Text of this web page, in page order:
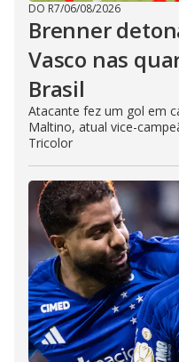
DO R7/06/08/2026
Brenner
Vasco nas
Brasil
Atacante fez um gol em
Maltino, atual vice-
Tricolor